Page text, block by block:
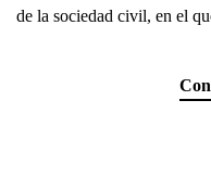
de la sociedad civil, en el